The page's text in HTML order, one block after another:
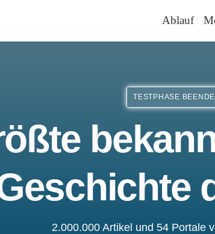
Ablauf
TESTPHASE
2.000.000 Artikel und 54 Portale